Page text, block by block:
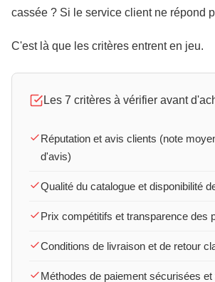
cassée ? Si le service client ne répond
C'est là que les critères entrent en jeu.
Les 7 critères à vérifier avant
Réputation et avis clients (note
d'avis)
Qualité du catalogue et disponibilité
Prix compétitifs et transparence des
Conditions de livraison et de retour
Méthodes de paiement sécurisées et